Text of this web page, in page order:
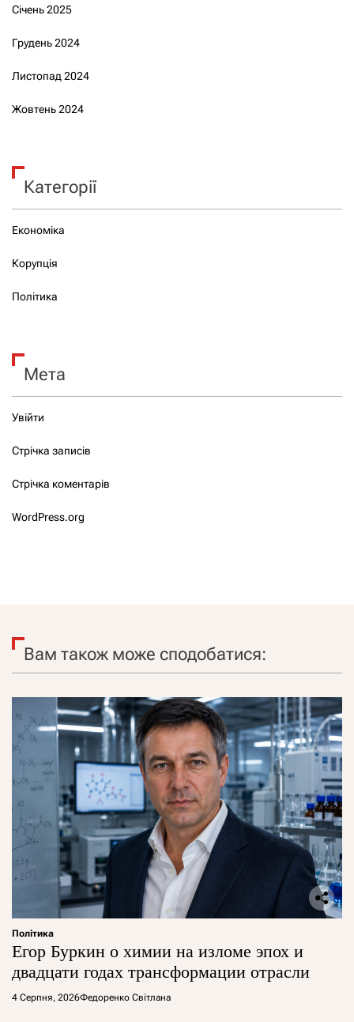
Січень 2025
Грудень 2024
Листопад 2024
Жовтень 2024
Категорії
Економіка
Корупція
Політика
Мета
Увійти
Стрічка записів
Стрічка коментарів
WordPress.org
Вам також може сподобатися:
Політика
Егор Буркин о химии на изломе эпох и
двадцати годах трансформации отрасли
4 Серпня, 2026Федоренко Світлана